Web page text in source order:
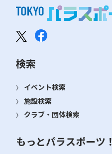
検索
イベント検索
施設検索
クラブ・団体検索
もっとパラスポーツ！